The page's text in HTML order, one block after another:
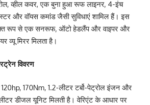
व्हील कवर, एक बुना हुआ रूफ लाइनर, 4-इंच
और वॉयस कमांड जैसी सुविधाएं शामिल हैं। इस
रूप से एक सनरूफ, ऑटो हेडलैंप और वाइपर और
व्यू मिरर मिलता है।
विवरण
170Nm, 1.2-लीटर टर्बो-पेट्रोल इंजन और
डीजल यूनिट मिलती है। वेरिएंट के आधार पर